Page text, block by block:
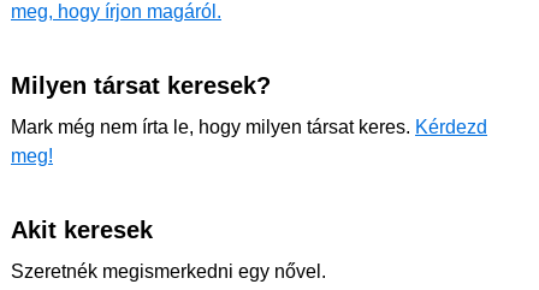
meg, hogy írjon magáról.
Milyen társat keresek?
Mark még nem írta le, hogy milyen társat keres. Kérdezd
meg!
Akit keresek
Szeretnék megismerkedni egy nővel.